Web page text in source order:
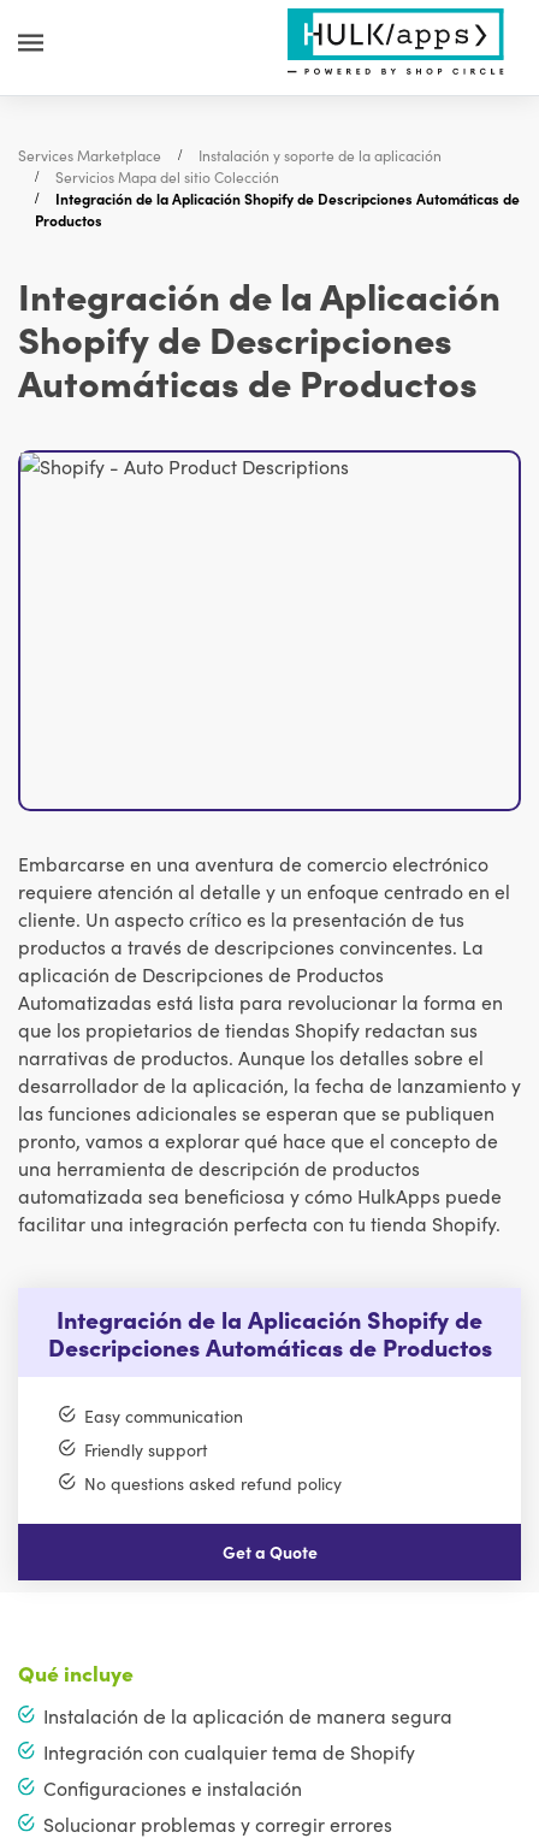
Services Marketplace
Instalación y soporte de la aplicación
Servicios Mapa del sitio Colección
Integración de la Aplicación Shopify de Descripciones Automáticas de
Productos
Integración de la Aplicación
Shopify de Descripciones
Automáticas de Productos
Embarcarse en una aventura de comercio electrónico
requiere atención al detalle y un enfoque centrado en el
cliente. Un aspecto crítico es la presentación de tus
productos a través de descripciones convincentes. La
aplicación de Descripciones de Productos
Automatizadas está lista para revolucionar la forma en
que los propietarios de tiendas Shopify redactan sus
narrativas de productos. Aunque los detalles sobre el
desarrollador de la aplicación, la fecha de lanzamiento y
las funciones adicionales se esperan que se publiquen
pronto, vamos a explorar qué hace que el concepto de
una herramienta de descripción de productos
automatizada sea beneficiosa y cómo HulkApps puede
facilitar una integración perfecta con tu tienda Shopify.
Integración de la Aplicación Shopify de
Descripciones Automáticas de Productos
Easy communication
Friendly support
No questions asked refund policy
Get a Quote
Qué incluye
Instalación de la aplicación de manera segura
Integración con cualquier tema de Shopify
Configuraciones e instalación
Solucionar problemas y corregir errores